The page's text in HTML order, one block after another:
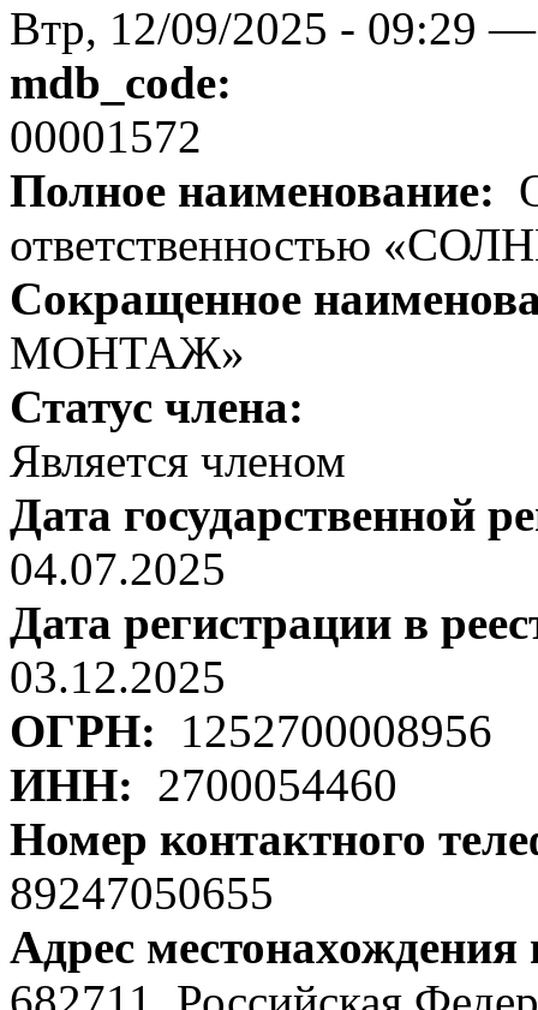
Втр, 12/09/2025 - 09:29 —
mdb_code:
00001572
Полное наименование:
ответственностью
Сокращенное
МОНТАЖ»
Статус члена:
Является членом
Дата государственной
04.07.2025
Дата регистрации в
03.12.2025
ОГРН:
1252700008956
ИНН: 2700054460
Номер контактного
89247050655
Адрес